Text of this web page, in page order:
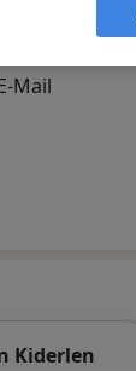
vor
Mail
Kiderlen